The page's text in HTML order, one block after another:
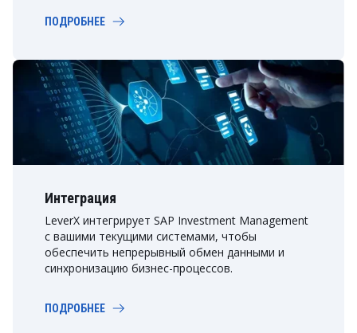
ПОДРОБНЕЕ
Интеграция
LeverX интегрирует SAP Investment Management
с вашими текущими системами, чтобы
обеспечить непрерывный обмен данными и
синхронизацию бизнес-процессов.
ПОДРОБНЕЕ